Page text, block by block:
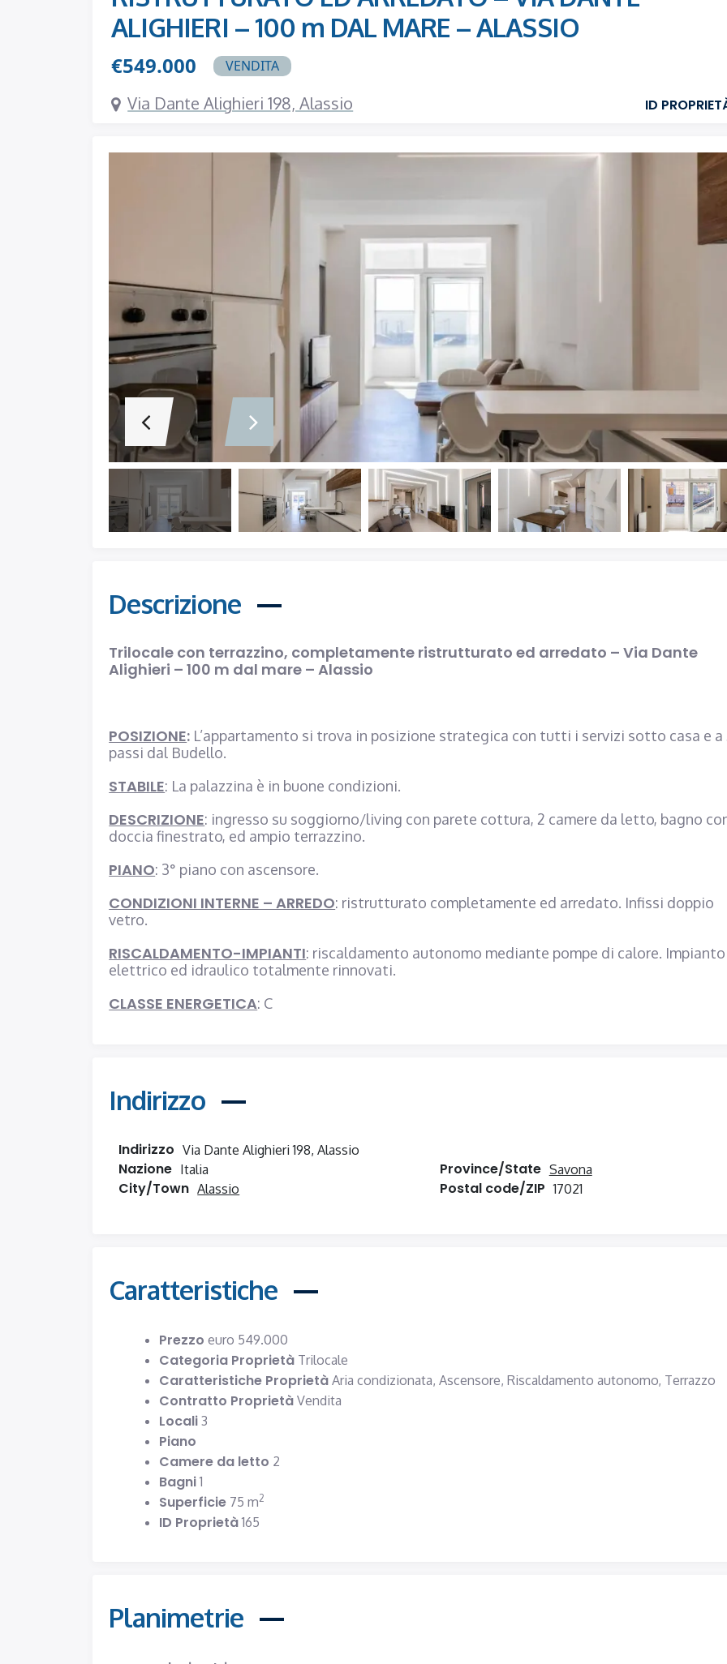
ALIGHIERI – 100 m DAL MARE – ALASSIO
€549.000 VENDITA
Via Dante Alighieri 198, Alassio ID
Descrizione
Trilocale con terrazzino, completamente ristrutturato ed arredato – Via Dante
Alighieri – 100 m dal mare – Alassio
POSIZIONE: L’appartamento si trova in posizione strategica con tutti i servizi sotto casa e a
passi dal Budello.
STABILE: La palazzina è in buone condizioni.
DESCRIZIONE: ingresso su soggiorno/living con parete cottura, 2 camere da letto, bagno
doccia finestrato, ed ampio terrazzino.
PIANO: 3° piano con ascensore.
CONDIZIONI INTERNE – ARREDO: ristrutturato completamente ed arredato. Infissi doppio
vetro.
RISCALDAMENTO-IMPIANTI: riscaldamento autonomo mediante pompe di calore. Impianto
elettrico ed idraulico totalmente rinnovati.
CLASSE ENERGETICA: C
Indirizzo
Indirizzo Via Dante Alighieri 198, Alassio
Nazione Italia Province/State Savona
City/Town Alassio Postal code/ZIP 17021
Caratteristiche
Prezzo euro 549.000
Categoria Proprietà Trilocale
Caratteristiche Proprietà Aria condizionata,Ascensore,Riscaldamento autonomo, Terrazzo
Contratto Proprietà Vendita
Locali 3
Piano
Camere da letto 2
Bagni 1
Superficie 75 m2
ID Proprietà 165
Planimetrie
TRILOCALE RISTRUTTURATO CON DOPPIO BALCONE – VIA BOGLIOLO – 200 m DAL MARE – ALASSIO
TRILOCALE COMPLETAMENTE RITRUTTURATO ED ARREDATO CON AMPIO TERRAZZO – VIA IGNAZIO DELL’ORO – 750 m DAL MARE – ALASSIO